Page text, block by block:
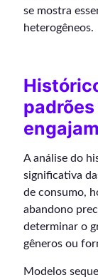
se mostra
heterogêneos.
A análise do
significativa
de consumo,
abandono
determinar o
gêneros ou
Modelos